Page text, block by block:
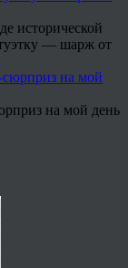
исторической
— шарж от
на мой день